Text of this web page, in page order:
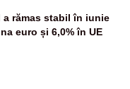
rămas stabil în iunie
euro și 6,0% în UE